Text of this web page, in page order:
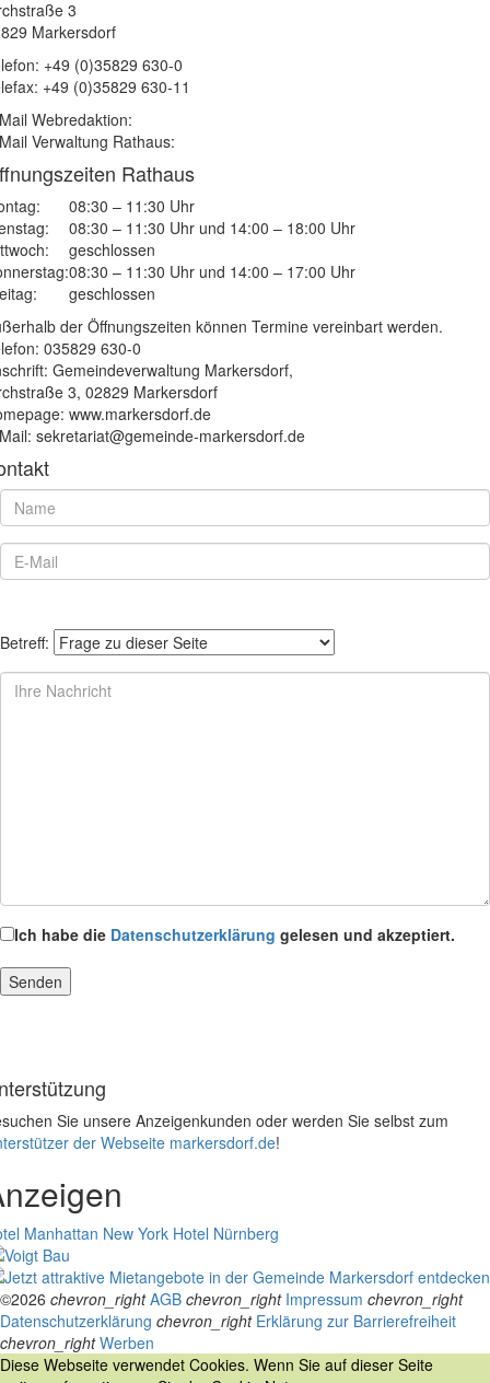
3
Markersdorf
+49 (0)35829 630-0
+49 (0)35829 630-11
Webredaktion:
Verwaltung Rathaus:
Rathaus
08:30 – 11:30 Uhr
08:30 – 11:30 Uhr und 14:00 – 18:00 Uhr
geschlossen
08:30 – 11:30 Uhr und 14:00 – 17:00 Uhr
geschlossen
der Öffnungszeiten können Termine vereinbart werden.
035829 630-0
Gemeindeverwaltung Markersdorf,
3, 02829 Markersdorf
www.markersdorf.de
sekretariat@gemeinde-markersdorf.de
Betreff:
Ich habe die Datenschutzerklärung gelesen und akzeptiert.
Sie unsere Anzeigenkunden oder werden Sie selbst zum
der Webseite markersdorf.de!
Manhattan New York Hotel Nürnberg
©2026 chevron_right AGB chevron_right Impressum chevron_right
Datenschutzerklärung chevron_right Erklärung zur Barrierefreiheit
chevron_right Werben
Diese Webseite verwendet Cookies. Wenn Sie auf dieser Seite